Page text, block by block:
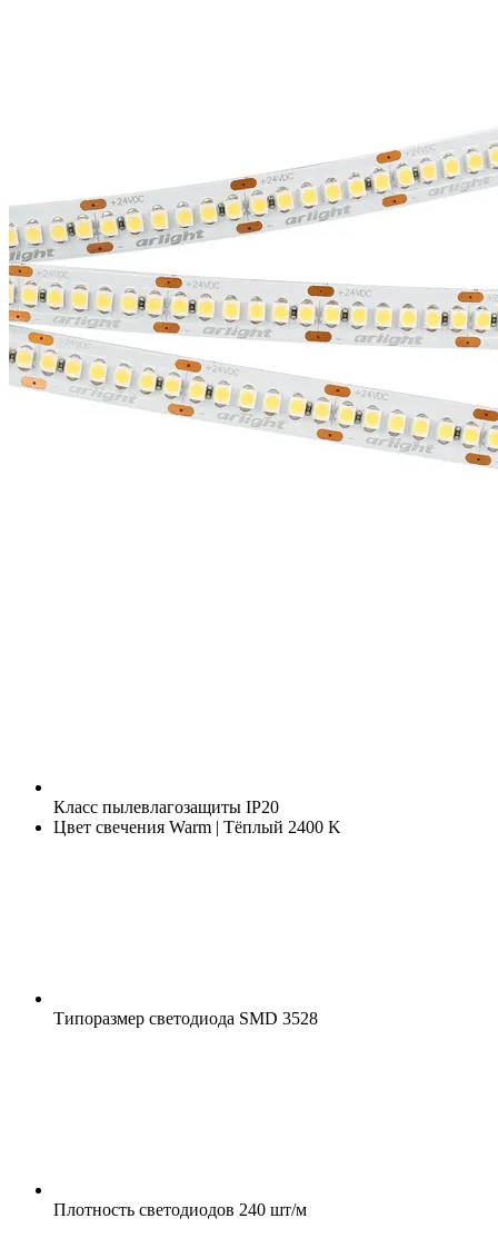
Класс пылевлагозащиты IP20
Цвет свечения Warm | Тёплый 2400 K
Типоразмер светодиода SMD 3528
Плотность светодиодов 240 шт/м